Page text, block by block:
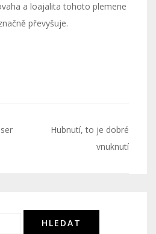
a loajalita tohoto plemene
převyšuje.
Hubnutí, to je dobré
vnuknutí